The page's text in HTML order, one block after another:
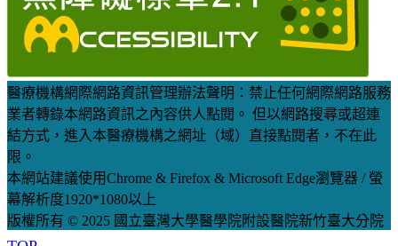
醫療機構網際網路資訊管理辦法聲明：禁止任何網際網路服務
業者轉錄本網路資訊之內容供人點閱。 但以網路搜尋或超連
結方式，進入本醫療機構之網址（域）直接點閱者，不在此
限。
本網站建議使用Chrome & Firefox & Microsoft Edge瀏覽器 / 螢
幕解析度1920*1080以上
版權所有 © 2025 國立臺灣大學醫學院附設醫院新竹臺大分院